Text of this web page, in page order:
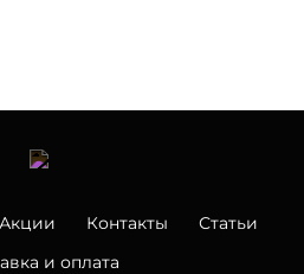
Акции Контакты
Статьи
и оплата